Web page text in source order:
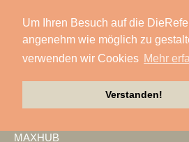
Um Ihren Besuch auf die
angenehm wie möglich zu
verwenden wir Cookies Mehr
Verstanden!
Magic Sky
magnid
Mainstage
Martin Audio
MAXHUB